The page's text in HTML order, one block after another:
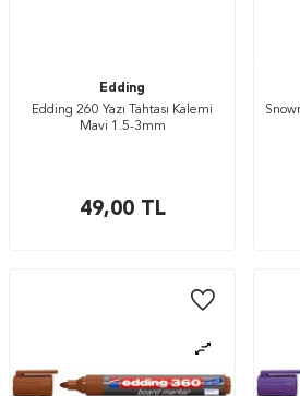
Edding
Edding 260 Yazı Tahtası Kalemi
Mavi 1.5-3mm
49,00TL